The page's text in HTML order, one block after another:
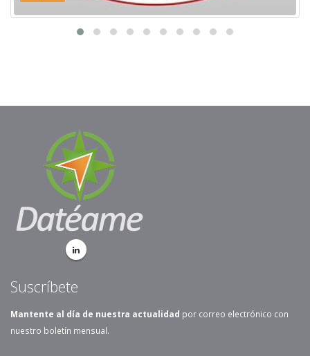
Suscríbete
Mantente al día de nuestra actualidad por correo electrónico con
nuestro boletín mensual.